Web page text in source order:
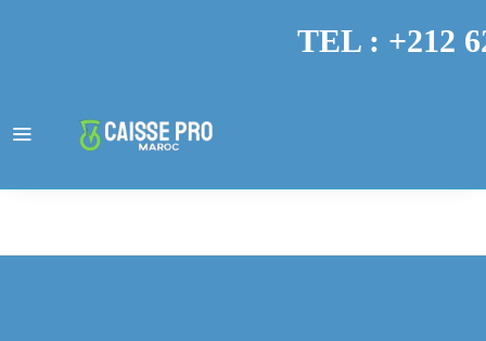
TEL : +212